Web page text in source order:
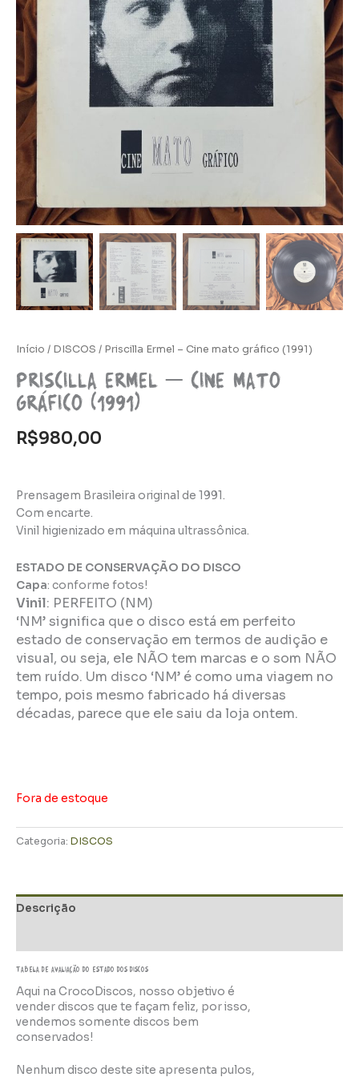
Início / DISCOS / Priscilla Ermel – Cine mato gráfico (1991)
Priscilla Ermel – Cine mato
gráfico (1991)
R$980,00
Prensagem Brasileira original de 1991.
Com encarte.
Vinil higienizado em máquina ultrassônica.
ESTADO DE CONSERVAÇÃO DO DISCO
Capa: conforme fotos!
Vinil: PERFEITO (NM)
‘NM’ significa que o disco está em perfeito
estado de conservação em termos de audição e
visual, ou seja, ele NÃO tem marcas e o som NÃO
tem ruído. Um disco ‘NM’ é como uma viagem no
tempo, pois mesmo fabricado há diversas
décadas, parece que ele saiu da loja ontem.
Fora de estoque
Categoria: DISCOS
Descrição
TABELA DE AVALIAÇÃo do estado dos discos
Aqui na CrocoDiscos, nosso objetivo é
vender discos que te façam feliz, por isso,
vendemos somente discos bem
conservados!
Nenhum disco deste site apresenta pulos,